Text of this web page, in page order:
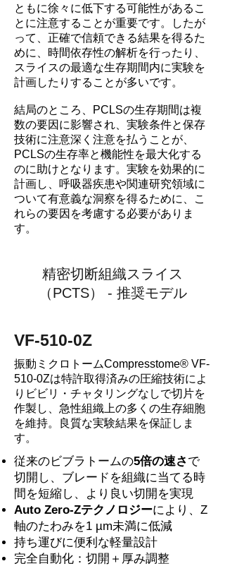
ともに徐々に低下する可能性があるこ
とに注意することが重要です。したが
って、正確で信頼できる結果を得るた
めに、時間依存性の解析を行ったり、
スライスの最適な生存期間内に実験を
計画したりすることが多いです。
結局のところ、PCLSの生存期間は複
数の要因に影響され、実験条件と保存
技術に注意深く注意を払うことが、
PCLSの生存率と機能性を最大化する
のに助けとなります。実験を効果的に
計画し、呼吸器疾患や関連研究領域に
ついて有意義な洞察を得るために、こ
れらの要因を考慮する必要がありま
す。
精密切断組織スライス
（PCTS） - 推奨モデル
VF-510-0Z
振動ミクロトームCompresstome® VF-
510-0Zは特許取得済みの圧縮技術によ
りビビリ・チャタリングなしで切片を
作製し、急性組織上の多くの生存細胞
を維持。良質な実験結果を保証しま
す。
従来のビブラトームの5倍の速さで
切開し、ブレードを組織に当てる時
間を短縮し、より良い切開を実現
Auto Zero-Zテクノロジーにより、Z
軸のたわみを1 µm未満に低減
持ち運びに便利な軽量設計
完全自動化：切開＋厚み調整